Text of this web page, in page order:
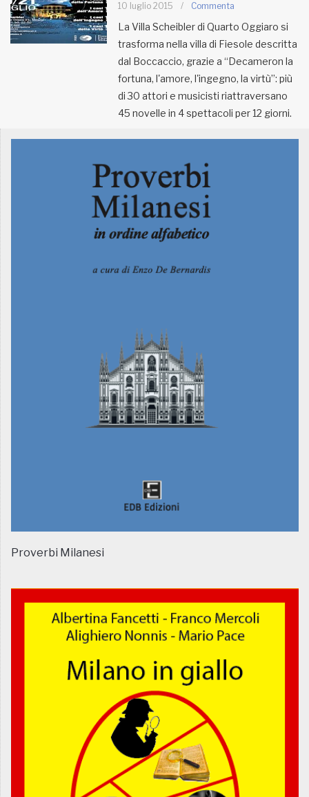
10 luglio 2015 / Commenta
La Villa Scheibler di Quarto Oggiaro si
trasforma nella villa di Fiesole descritta
dal Boccaccio, grazie a “Decameron la
fortuna, l'amore, l'ingegno, la virtù”: più
di 30 attori e musicisti riattraversano
45 novelle in 4 spettacoli per 12 giorni.
Proverbi Milanesi